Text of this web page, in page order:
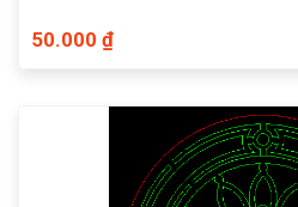
50.000 ₫